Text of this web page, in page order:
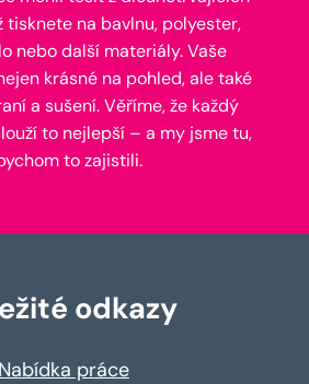
tisknete na bavlnu, polyester,
nebo další materiály. Vaše
krásné na pohled, ale také
a sušení. Věříme, že každý
to nejlepší – a my jsme tu,
to zajistili.
odkazy
Nabídka práce